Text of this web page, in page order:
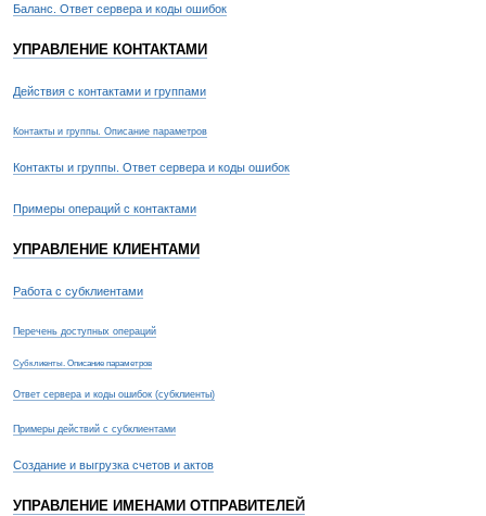
Баланс. Ответ сервера и коды ошибок
УПРАВЛЕНИЕ КОНТАКТАМИ
Действия с контактами и группами
Контакты и группы. Описание параметров
Контакты и группы. Ответ сервера и коды ошибок
Примеры операций с контактами
УПРАВЛЕНИЕ КЛИЕНТАМИ
Работа с субклиентами
Перечень доступных операций
Субклиенты. Описание параметров
Ответ сервера и коды ошибок (субклиенты)
Примеры действий с субклиентами
Создание и выгрузка счетов и актов
УПРАВЛЕНИЕ ИМЕНАМИ ОТПРАВИТЕЛЕЙ